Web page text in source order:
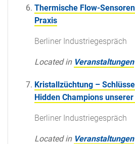
Thermische Flow-
Praxis
Berliner Industriegespräch
Located in Veranstaltungen
Kristallzüchtung –
Hidden Champions
Berliner Industriegespräch
Located in Veranstaltungen